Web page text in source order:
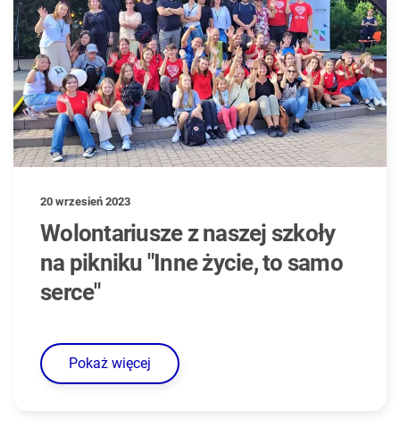
20 wrzesień 2023
Wolontariusze z naszej szkoły
na pikniku "Inne życie, to samo
serce"
Pokaż więcej